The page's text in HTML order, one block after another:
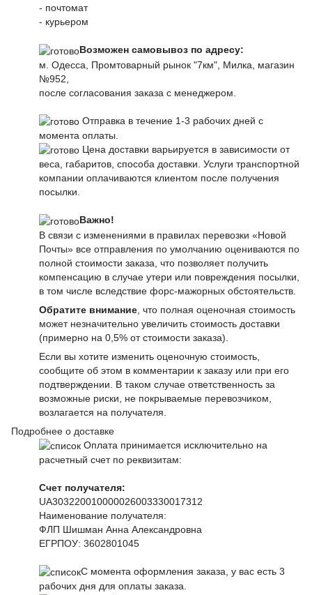
- почтомат
- курьером
Возможен самовывоз по адресу:
м. Одесса, Промтоварный рынок "7км", Милка, магазин
№952,
после согласования заказа с менеджером.
Отправка в течение 1-3 рабочих дней с
момента оплаты.
Цена доставки варьируется в зависимости от
веса, габаритов, способа доставки. Услуги транспортной
компании оплачиваются клиентом после получения
посылки.
Важно!
В связи с изменениями в правилах перевозки «Новой
Почты» все отправления по умолчанию оцениваются по
полной стоимости заказа, что позволяет получить
компенсацию в случае утери или повреждения посылки,
в том числе вследствие форс-мажорных обстоятельств.
Обратите внимание , что полная оценочная стоимость
может незначительно увеличить стоимость доставки
(примерно на 0,5% от стоимости заказа).
Если вы хотите изменить оценочную стоимость,
сообщите об этом в комментарии к заказу или при его
подтверждении. В таком случае ответственность за
возможные риски, не покрываемые перевозчиком,
возлагается на получателя.
Подробнее о доставке
Оплата принимается исключительно на
расчетный счет по реквизитам:
Счет получателя:
UA303220010000026003330017312
Наименование получателя:
ФЛП Шишман Анна Александровна
ЕГРПОУ: 3602801045
С момента оформления заказа, у вас есть 3
рабочих дня для оплаты заказа.